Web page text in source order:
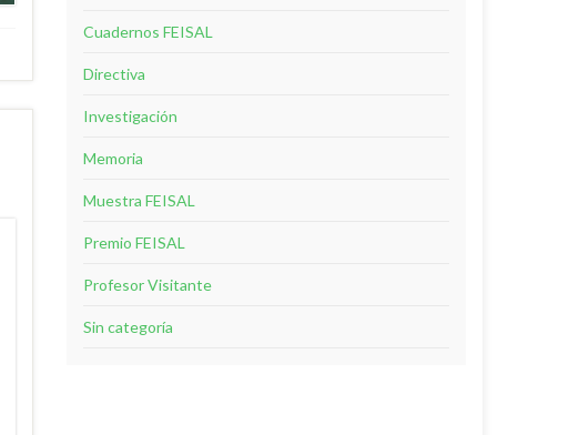
Cuadernos FEISAL
Directiva
Investigación
Memoria
Muestra FEISAL
Premio FEISAL
Profesor Visitante
Sin categoría